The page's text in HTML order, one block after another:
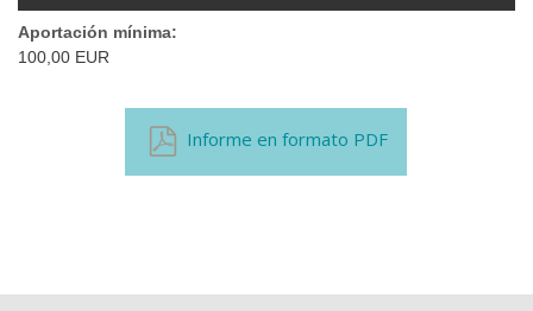
Aportación mínima:
100,00 EUR
Informe en formato PDF